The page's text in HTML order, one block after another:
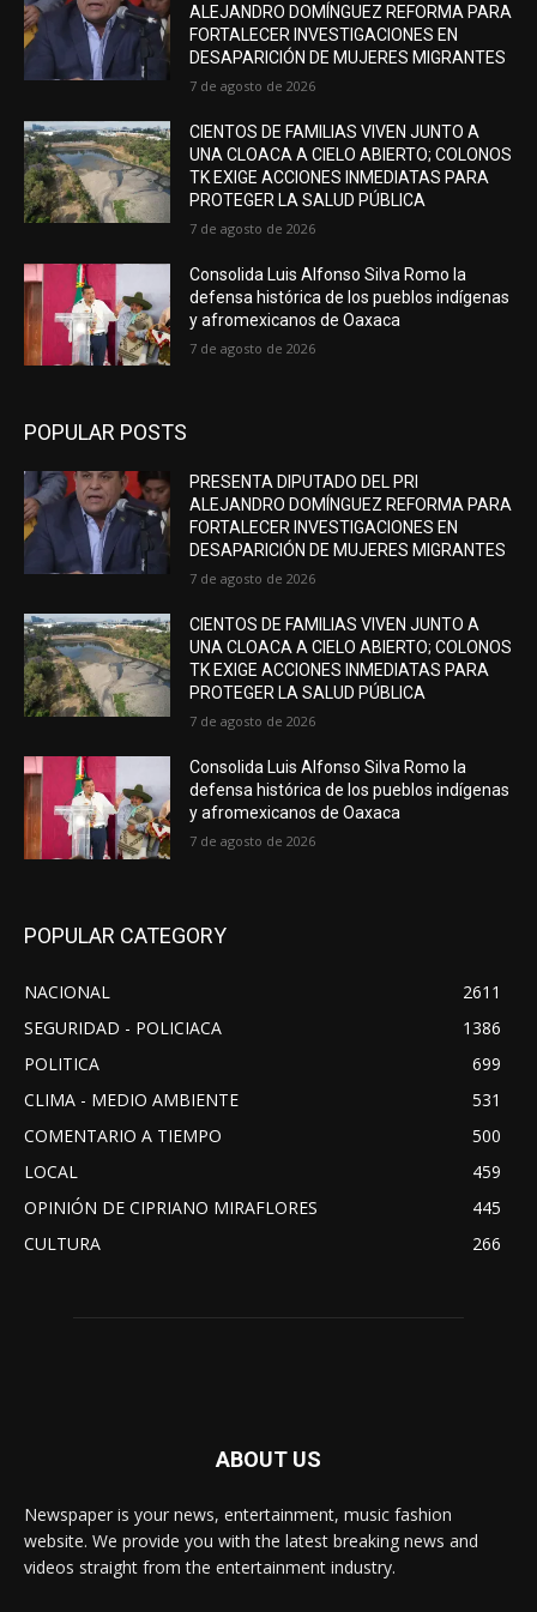
ALEJANDRO DOMÍNGUEZ REFORMA PARA
FORTALECER INVESTIGACIONES EN
DESAPARICIÓN DE MUJERES MIGRANTES
7 de agosto de 2026
CIENTOS DE FAMILIAS VIVEN JUNTO A
UNA CLOACA A CIELO ABIERTO; COLONOS
TK EXIGE ACCIONES INMEDIATAS PARA
PROTEGER LA SALUD PÚBLICA
7 de agosto de 2026
Consolida Luis Alfonso Silva Romo la
defensa histórica de los pueblos indígenas
y afromexicanos de Oaxaca
7 de agosto de 2026
POPULAR POSTS
PRESENTA DIPUTADO DEL PRI
ALEJANDRO DOMÍNGUEZ REFORMA PARA
FORTALECER INVESTIGACIONES EN
DESAPARICIÓN DE MUJERES MIGRANTES
7 de agosto de 2026
CIENTOS DE FAMILIAS VIVEN JUNTO A
UNA CLOACA A CIELO ABIERTO; COLONOS
TK EXIGE ACCIONES INMEDIATAS PARA
PROTEGER LA SALUD PÚBLICA
7 de agosto de 2026
Consolida Luis Alfonso Silva Romo la
defensa histórica de los pueblos indígenas
y afromexicanos de Oaxaca
7 de agosto de 2026
POPULAR CATEGORY
NACIONAL
2611
SEGURIDAD - POLICIACA
1386
POLITICA
699
CLIMA - MEDIO AMBIENTE
531
COMENTARIO A TIEMPO
500
LOCAL
459
OPINIÓN DE CIPRIANO MIRAFLORES
445
CULTURA
266
ABOUT US
Newspaper is your news, entertainment, music fashion
website. We provide you with the latest breaking news and
videos straight from the entertainment industry.